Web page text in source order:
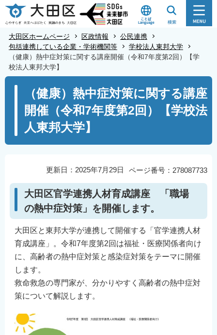
こ
の
大田区ホームページ 区政情報
公民連携
包括連携している企業・学術機関等
学校法人東邦大学
（健康）熱中症対策に関する講座開催（令和7年度第2回）【学
校法人東邦大学】
（健康）熱中症対策に関する講座
開催（令和7年度第2回）【学校法
人東邦大学】
ページ番号：278087733
更新日：2025年7月29日
大田区官学連携人材育成講座 「職場
の熱中症対策」を開催します。
大田区と東邦大学が連携して開催する「官学連携人材
育成講座」。令和7年度第2回は福祉・医療関係者向け
に、高齢者の熱中症対策と感染症対策をテーマに開催
します。
救命救急の専門家が、分かりやすく高齢者の熱中症対
策について解説します。